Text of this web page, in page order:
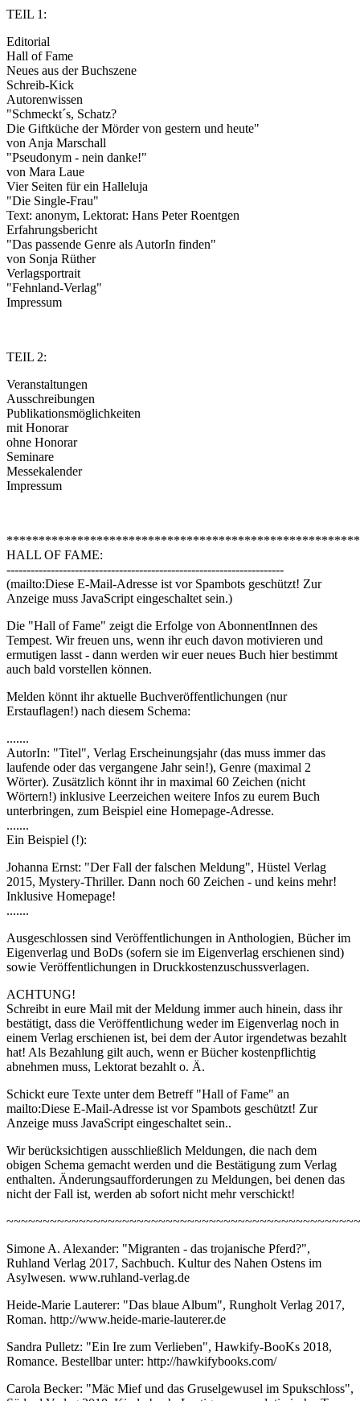
TEIL 1:
Editorial
Hall of Fame
Neues aus der Buchszene
Schreib-Kick
Autorenwissen
"Schmeckt´s, Schatz?
Die Giftküche der Mörder von gestern und heute"
von Anja Marschall
"Pseudonym - nein danke!"
von Mara Laue
Vier Seiten für ein Halleluja
"Die Single-Frau"
Text: anonym, Lektorat: Hans Peter Roentgen
Erfahrungsbericht
"Das passende Genre als AutorIn finden"
von Sonja Rüther
Verlagsportrait
"Fehnland-Verlag"
Impressum
TEIL 2:
Veranstaltungen
Ausschreibungen
Publikationsmöglichkeiten
mit Honorar
ohne Honorar
Seminare
Messekalender
Impressum
HALL OF FAME:
---------------------------------------------------------------------
(mailto:Diese E-Mail-Adresse ist vor Spambots geschützt! Zur
Anzeige muss JavaScript eingeschaltet sein.)
Die "Hall of Fame" zeigt die Erfolge von AbonnentInnen des
Tempest. Wir freuen uns, wenn ihr euch davon motivieren und
ermutigen lasst - dann werden wir euer neues Buch hier bestimmt
auch bald vorstellen können.
Melden könnt ihr aktuelle Buchveröffentlichungen (nur
Erstauflagen!) nach diesem Schema:
.......
AutorIn: "Titel", Verlag Erscheinungsjahr (das muss immer das
laufende oder das vergangene Jahr sein!), Genre (maximal 2
Wörter). Zusätzlich könnt ihr in maximal 60 Zeichen (nicht
Wörtern!) inklusive Leerzeichen weitere Infos zu eurem Buch
unterbringen, zum Beispiel eine Homepage-Adresse.
.......
Ein Beispiel (!):
Johanna Ernst: "Der Fall der falschen Meldung", Hüstel Verlag
2015, Mystery-Thriller. Dann noch 60 Zeichen - und keins mehr!
Inklusive Homepage!
.......
Ausgeschlossen sind Veröffentlichungen in Anthologien, Bücher im
Eigenverlag und BoDs (sofern sie im Eigenverlag erschienen sind)
sowie Veröffentlichungen in Druckkostenzuschussverlagen.
ACHTUNG!
Schreibt in eure Mail mit der Meldung immer auch hinein, dass ihr
bestätigt, dass die Veröffentlichung weder im Eigenverlag noch in
einem Verlag erschienen ist, bei dem der Autor irgendetwas bezahlt
hat! Als Bezahlung gilt auch, wenn er Bücher kostenpflichtig
abnehmen muss, Lektorat bezahlt o. Ä.
Schickt eure Texte unter dem Betreff "Hall of Fame" an
mailto:Diese E-Mail-Adresse ist vor Spambots geschützt! Zur
Anzeige muss JavaScript eingeschaltet sein..
Wir berücksichtigen ausschließlich Meldungen, die nach dem
obigen Schema gemacht werden und die Bestätigung zum Verlag
enthalten. Änderungsaufforderungen zu Meldungen, bei denen das
nicht der Fall ist, werden ab sofort nicht mehr verschickt!
Simone A. Alexander: "Migranten - das trojanische Pferd?",
Ruhland Verlag 2017, Sachbuch. Kultur des Nahen Ostens im
Asylwesen. www.ruhland-verlag.de
Heide-Marie Lauterer: "Das blaue Album", Rungholt Verlag 2017,
Roman. http://www.heide-marie-lauterer.de
Sandra Pulletz: "Ein Ire zum Verlieben", Hawkify-BooKs 2018,
Romance. Bestellbar unter: http://hawkifybooks.com/
Carola Becker: "Mäc Mief und das Gruselgewusel im Spukschloss",